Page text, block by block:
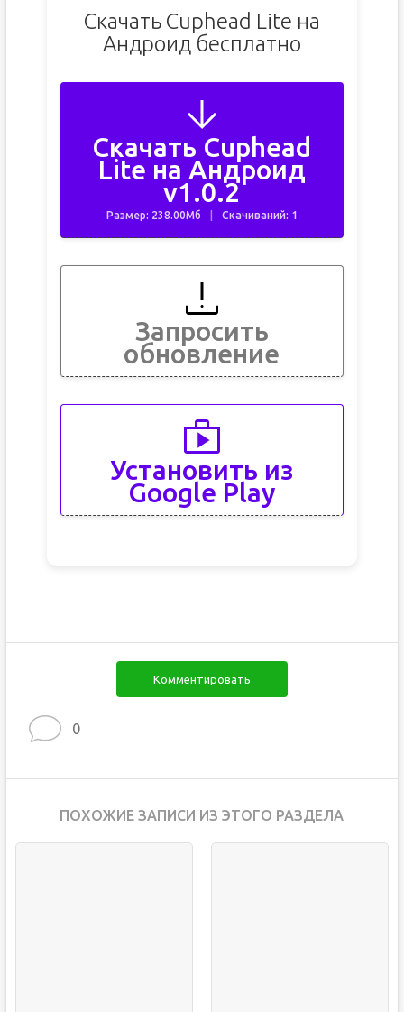
Скачать Сuphead Lite на
Андроид бесплатно
Скачать Сuphead
Lite на Андроид
v1.0.2
Размер: 238.00Мб Скачиваний: 1
Запросить
обновление
Установить из
Google Play
Комментировать
0
ПОХОЖИЕ ЗАПИСИ ИЗ ЭТОГО РАЗДЕЛА